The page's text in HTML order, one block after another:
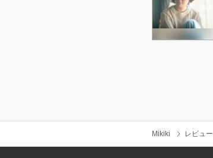
Mikiki レビュー